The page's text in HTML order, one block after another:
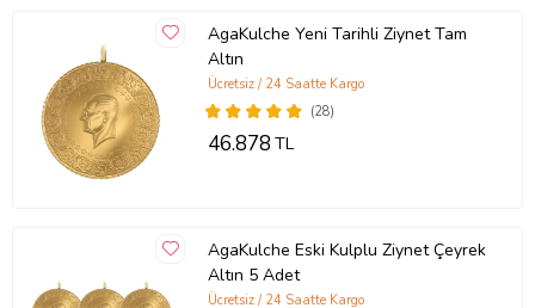
AgaKulche Yeni Tarihli Ziynet Tam
Altın
(28)
Ücretsiz / 24 Saatte Kargo
46.878TL
AgaKulche Eski Kulplu Ziynet Çeyrek
Altın 5 Adet
Ücretsiz / 24 Saatte Kargo